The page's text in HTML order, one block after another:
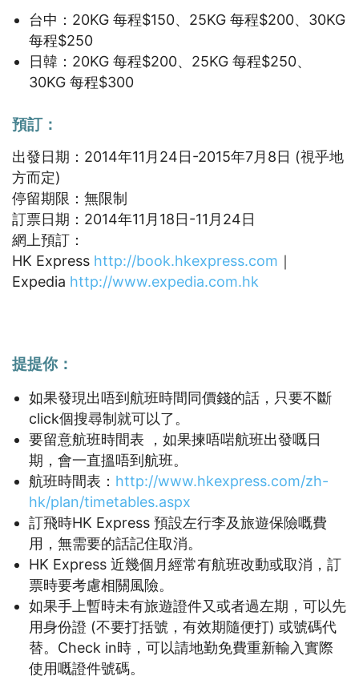
台中：20KG 每程$150、25KG 每程$200、30KG
每程$250
日韓：20KG 每程$200、25KG 每程$250、
30KG 每程$300
預訂：
出發日期：2014年11月24日-2015年7月8日 (視乎地
方而定)
停留期限：無限制
訂票日期：2014年11月18日-11月24日
網上預訂：
HK Express http://book.hkexpress.com ｜
Expedia http://www.expedia.com.hk
提提你：
如果發現出唔到航班時間同價錢的話，只要不斷
click個搜尋制就可以了。
要留意航班時間表 ，如果揀唔啱航班出發嘅日
期，會一直搵唔到航班。
航班時間表： http://www.hkexpress.com/zh-
hk/plan/timetables.aspx
訂飛時HK Express 預設左行李及旅遊保險嘅費
用，無需要的話記住取消。
HK Express 近幾個月經常有航班改動或取消，訂
票時要考慮相關風險。
如果手上暫時未有旅遊證件又或者過左期，可以先
用身份證 (不要打括號，有效期隨便打) 或號碼代
替。Check in時，可以請地勤免費重新輸入實際
使用嘅證件號碼。